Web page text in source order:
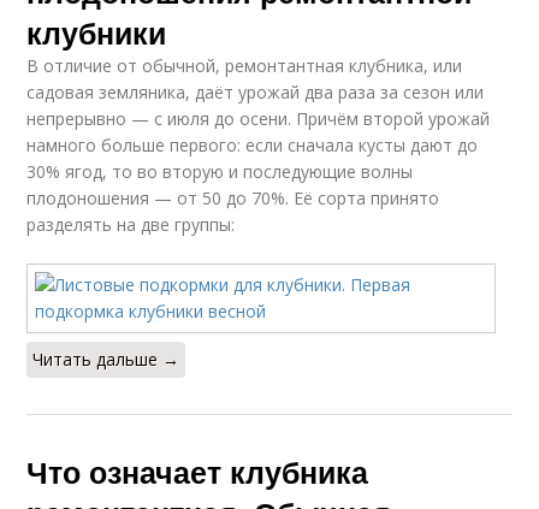
клубники
В отличие от обычной, ремонтантная клубника, или
садовая земляника, даёт урожай два раза за сезон или
непрерывно — с июля до осени. Причём второй урожай
намного больше первого: если сначала кусты дают до
30% ягод, то во вторую и последующие волны
плодоношения — от 50 до 70%. Её сорта принято
разделять на две группы:
Читать дальше →
Что означает клубника